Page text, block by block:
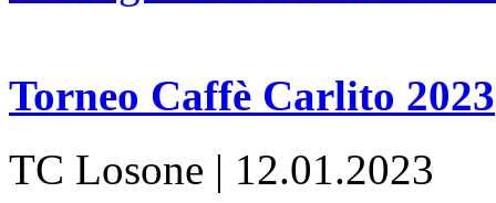
Torneo Caffè Carlito 2023
TC Losone | 12.01.2023